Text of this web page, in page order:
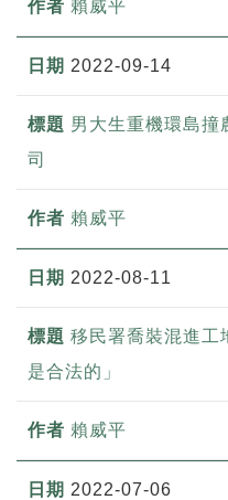
賴威平
2022-09-14
男大生重機環島撞
司
賴威平
2022-08-11
移民署喬裝混進工
是合法的」
賴威平
2022-07-06